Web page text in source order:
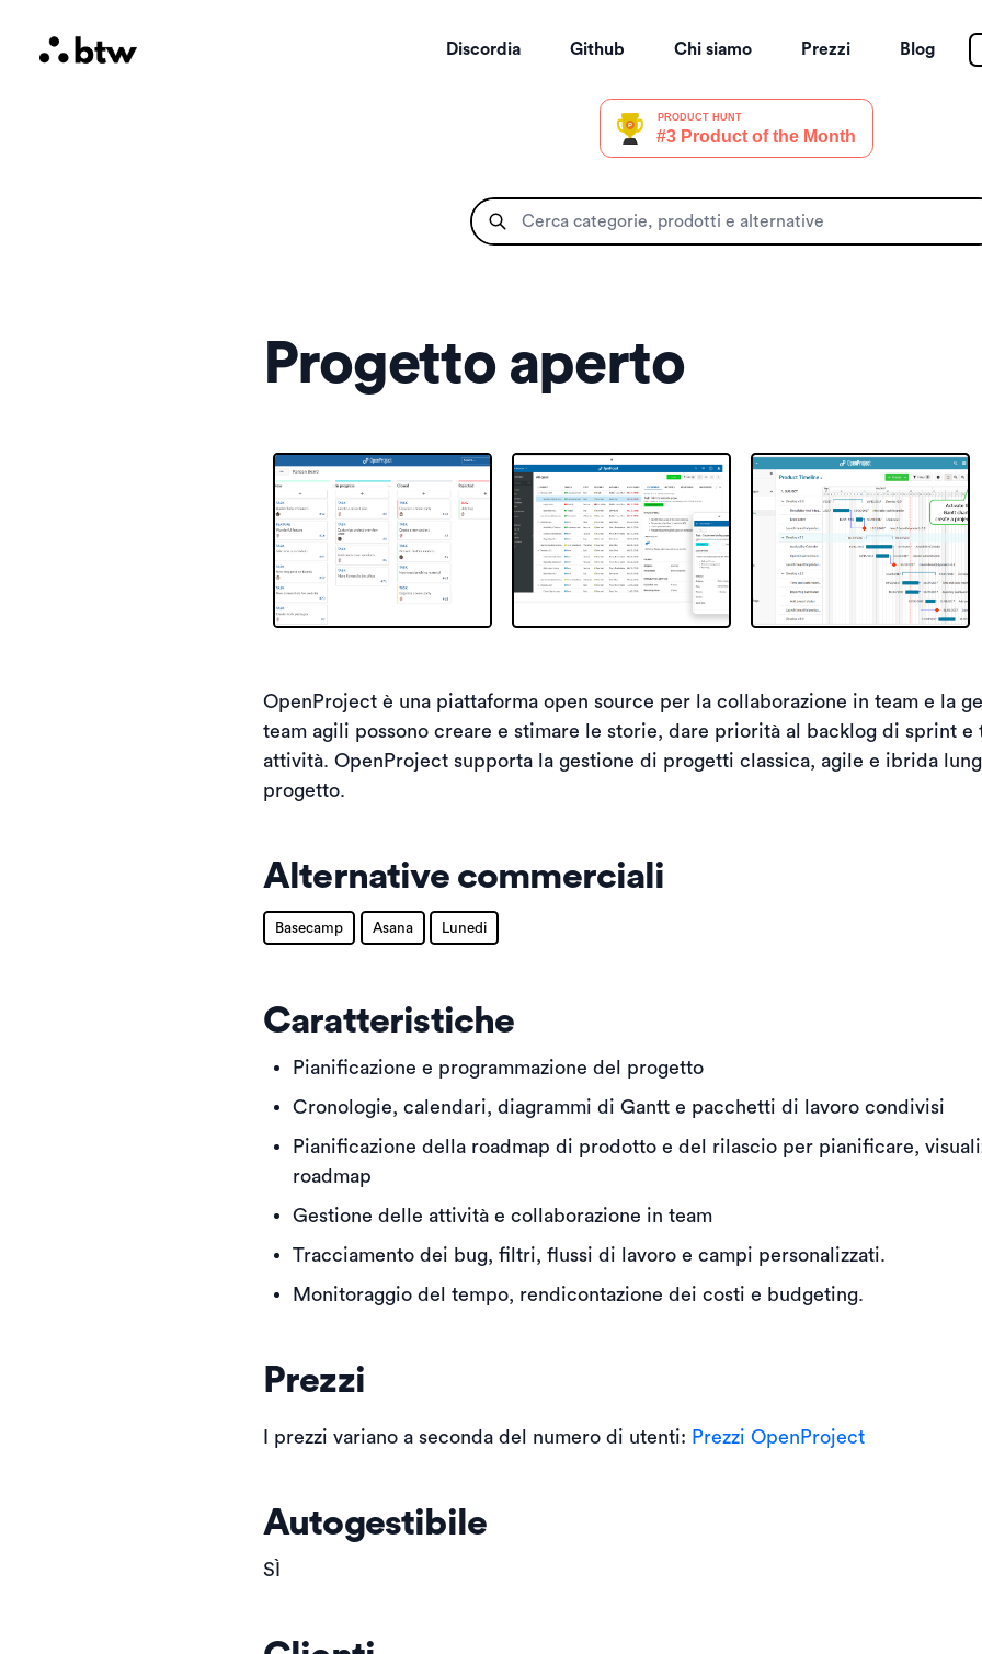
Blog
Prezzi
Chi siamo
Github
Discordia
Progetto aperto
OpenProject è una piattaforma open source per la collaborazione in team e la
team agili possono creare e stimare le storie, dare priorità al backlog di sprint
attività. OpenProject supporta la gestione di progetti classica, agile e ibrida
progetto.
Alternative commerciali
Basecamp Asana Lunedi
Caratteristiche
Pianificazione e programmazione del progetto
Cronologie, calendari, diagrammi di Gantt e pacchetti di lavoro condivisi
Pianificazione della roadmap di prodotto e del rilascio per pianificare,
roadmap
Gestione delle attività e collaborazione in team
Tracciamento dei bug, filtri, flussi di lavoro e campi personalizzati.
Monitoraggio del tempo, rendicontazione dei costi e budgeting.
Prezzi
I prezzi variano a seconda del numero di utenti: Prezzi OpenProject
Autogestibile
SÌ